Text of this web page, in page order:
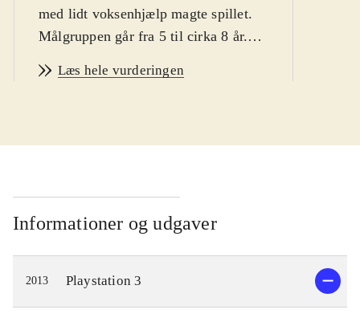
med lidt voksenhjælp magte spillet.
Målgruppen går fra 5 til cirka 8 år.
for voldsomt indhold.
om hvem, der skubbede Humpty
en hjælper med - og det er dig,
spilleren. For at løse mysteriet, skal
spilleren følge Diggs' instruktioner
og interagere med Wonderbook'en.
Hvis Diggs fx skal undersøge et
mørkt hjørne af skærmen, kan
Læs hele vurderingen
Informationer og udgaver
2013 Playstation 3